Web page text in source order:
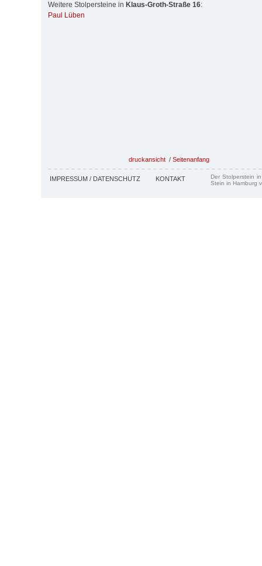
Weitere Stolpersteine in Klaus-Groth-Straße 16:
Paul Lüben
druckansicht / Seitenanfang
IMPRESSUM / DATENSCHUTZ KONTAKT
Der Stolperstein
Stein in Hamburg